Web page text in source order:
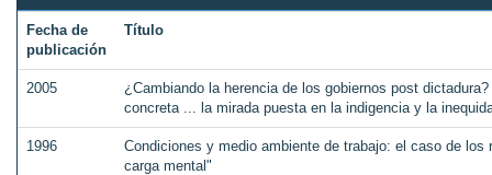
Fecha de
publicación
Título
2005
¿Cambiando la herencia de los gobiernos post
concreta ... la mirada puesta en la indigencia y la
1996
Condiciones y medio ambiente de trabajo: el caso de
carga mental"